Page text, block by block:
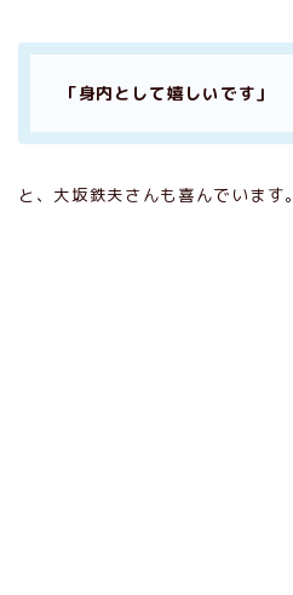
「身内として嬉しいです」
と、大坂鉄夫さんも喜んでいます。